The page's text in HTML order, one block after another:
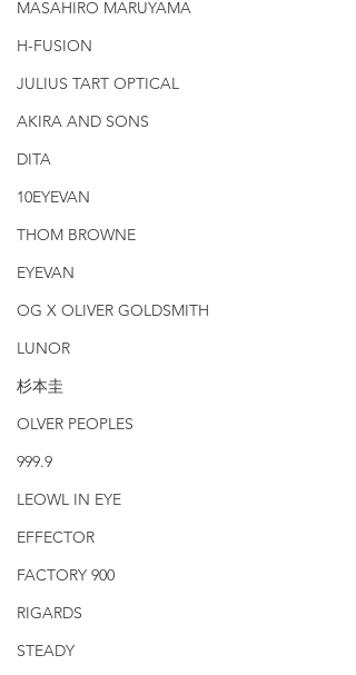
MASAHIRO MARUYAMA
H-FUSION
JULIUS TART OPTICAL
AKIRA AND SONS
DITA
10EYEVAN
THOM BROWNE
EYEVAN
OG X OLIVER GOLDSMITH
LUNOR
杉本圭
OLVER PEOPLES
999.9
LEOWL IN EYE
EFFECTOR
FACTORY 900
RIGARDS
STEADY